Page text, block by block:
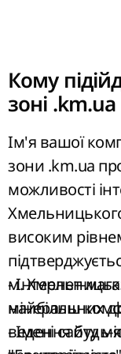
Кому
зоні .km.ua
Ім'я вашої
зони .km.ua
можливості
високим
м.
найбільш
ведення будь-
- Інтернет-
мінеральних
- Імені сайту